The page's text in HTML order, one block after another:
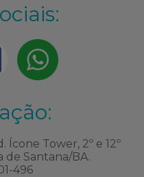
Ícone Tower, 2º e 12º
de Santana/BA.
496